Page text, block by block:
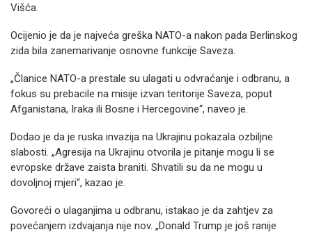
Višća.
Ocijenio je da je najveća greška NATO-a nakon pada Berlinskog
zida bila zanemarivanje osnovne funkcije Saveza.
„Članice NATO-a prestale su ulagati u odvraćanje i odbranu, a
fokus su prebacile na misije izvan teritorije Saveza, poput
Afganistana, Iraka ili Bosne i Hercegovine“, naveo je.
Dodao je da je ruska invazija na Ukrajinu pokazala ozbiljne
slabosti. „Agresija na Ukrajinu otvorila je pitanje mogu li se
evropske države zaista braniti. Shvatili su da ne mogu u
dovoljnoj mjeri“, kazao je.
Govoreći o ulaganjima u odbranu, istakao je da zahtjev za
povećanjem izdvajanja nije nov. „Donald Trump je još ranije